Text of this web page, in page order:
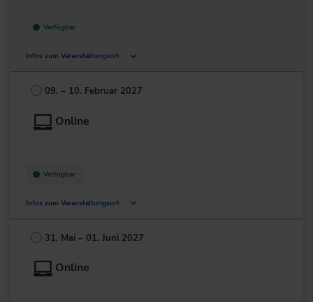
Verfügbar
Infos zum Veranstaltungsort
Deutschland
+49 211/6214-201
09. – 10. Februar 2027
Online
Verfügbar
Infos zum Veranstaltungsort
Deutschland
+49 211/6214-201
31. Mai – 01. Juni 2027
Online